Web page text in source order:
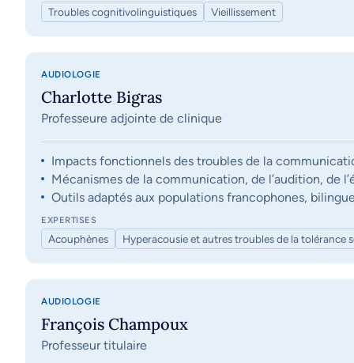
Troubles cognitivolinguistiques Vieillissement
AUDIOLOGIE
Charlotte Bigras
Professeure adjointe de clinique
Impacts fonctionnels des troubles de la
Mécanismes de la communication, de l’audition, de
Outils adaptés aux populations francophones,
EXPERTISES
Acouphènes Hyperacousie et autres troubles de la tolérance
AUDIOLOGIE
François Champoux
Professeur titulaire